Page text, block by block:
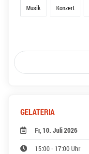
Musik Konzert
GELATERIA
Fr, 10. Juli 2026
15:00 - 17:00 Uhr